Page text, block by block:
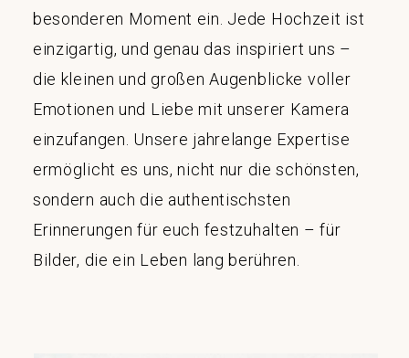
besonderen Moment ein. Jede Hochzeit ist
einzigartig, und genau das inspiriert uns –
die kleinen und großen Augenblicke voller
Emotionen und Liebe mit unserer Kamera
einzufangen. Unsere jahrelange Expertise
ermöglicht es uns, nicht nur die schönsten,
sondern auch die authentischsten
Erinnerungen für euch festzuhalten – für
Bilder, die ein Leben lang berühren.